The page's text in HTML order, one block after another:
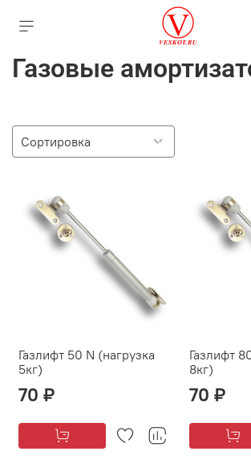
Газовые
Газлифт 50 N (нагрузка
5кг)
70 ₽
Газлифт
8кг)
70 ₽